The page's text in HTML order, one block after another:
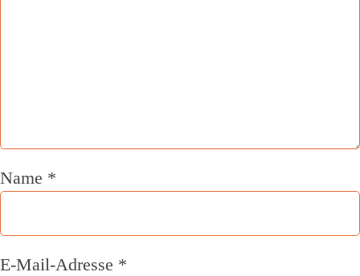
Name *
E-Mail-Adresse *